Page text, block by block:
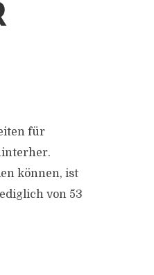
für
können, ist
von 53